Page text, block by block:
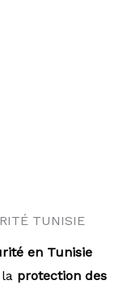
TUNISIE
en Tunisie
protection des